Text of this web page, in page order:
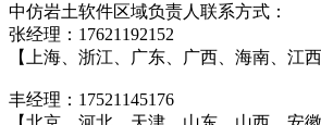
中仿岩土软件区域负责人联系方式：
张经理：17621192152
【上海、浙江、广东、广西、海南、江西
丰经理：17521145176